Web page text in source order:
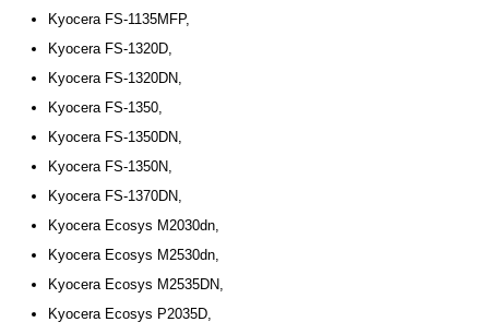
Kyocera FS-1135MFP,
Kyocera FS-1320D,
Kyocera FS-1320DN,
Kyocera FS-1350,
Kyocera FS-1350DN,
Kyocera FS-1350N,
Kyocera FS-1370DN,
Kyocera Ecosys M2030dn,
Kyocera Ecosys M2530dn,
Kyocera Ecosys M2535DN,
Kyocera Ecosys P2035D,